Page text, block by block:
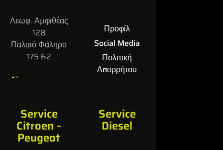
Λεωφ. Αμφιθέας
128
Παλαιό Φάληρο
175 62
info@tsikoulasservi
ce.gr
Προφίλ
Social Media
Πολιτική
Απορρήτου
Service
Citroen –
Peugeot
Service
Diesel